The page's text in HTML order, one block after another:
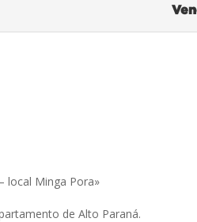
local Minga Pora»
de Alto Paraná.